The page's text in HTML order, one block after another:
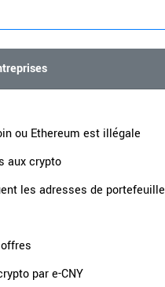
ou Ethereum est illégale
aux crypto
les adresses de portefeuille
par e-CNY